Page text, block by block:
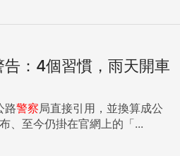
：4個習慣，雨天開車
路警察局直接引用，並換算成公
、至今仍掛在官網上的「...